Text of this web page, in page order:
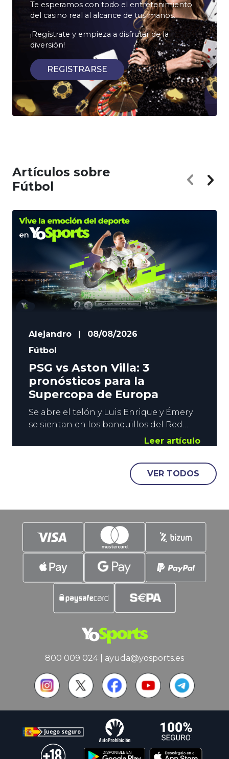
Te esperamos con todo el entretenimiento
del casino real al alcance de tus manos.
¡Regístrate y empieza a disfrutar de la
diversión!
REGISTRARSE
Artículos sobre
Fútbol
Alejandro
08/08/2026
Fútbol
PSG vs Aston Villa: 3
pronósticos para la
Supercopa de Europa
Se abre el telón y Luis Enrique y Émery
se sientan en los banquillos del Red
Bull Arena de Salzburgo. ¿Cómo se
llama la película? En efecto, este
miércoles se disputa la Supercopa de
Europa. El PSG vs Aston Villa
monopoliza el interés del Planeta
rodar el
Leer artículo
VER TODOS
800 009 024| ayuda@yosports.es